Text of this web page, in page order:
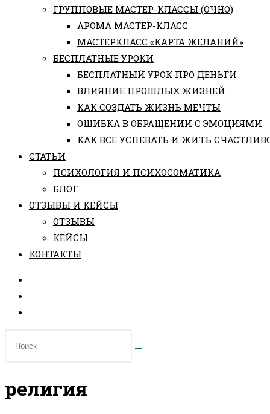
ГРУППОВЫЕ МАСТЕР-КЛАССЫ (ОЧНО)
АРОМА МАСТЕР-КЛАСС
МАСТЕРКЛАСС «КАРТА ЖЕЛАНИЙ»
БЕСПЛАТНЫЕ УРОКИ
БЕСПЛАТНЫЙ УРОК ПРО ДЕНЬГИ
ВЛИЯНИЕ ПРОШЛЫХ ЖИЗНЕЙ
КАК СОЗДАТЬ ЖИЗНЬ МЕЧТЫ
ОШИБКА В ОБРАЩЕНИИ С ЭМОЦИЯМИ
КАК ВСЕ УСПЕВАТЬ И ЖИТЬ
СТАТЬИ
ПCИХОЛОГИЯ И ПСИХОСОМАТИКА
БЛОГ
ОТЗЫВЫ И КЕЙСЫ
ОТЗЫВЫ
КЕЙСЫ
КОНТАКТЫ
религия